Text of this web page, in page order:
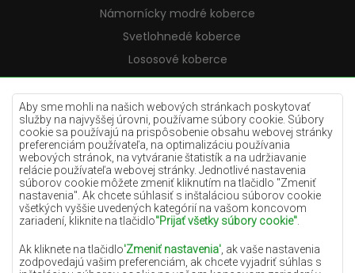
Aby sme mohli na našich webových stránkach poskytovať
služby na najvyššej úrovni, používame súbory cookie. Súbory
cookie sa používajú na prispôsobenie obsahu webovej stránky
preferenciám používateľa, na optimalizáciu používania
webových stránok, na vytváranie štatistík a na udržiavanie
relácie používateľa webovej stránky. Jednotlivé nastavenia
súborov cookie môžete zmeniť kliknutím na tlačidlo "Zmeniť
nastavenia". Ak chcete súhlasiť s inštaláciou súborov cookie
všetkých vyššie uvedených kategórií na vašom koncovom
zariadení, kliknite na tlačidlo"Prijať všetky súbory cookie"
Ak kliknete na tlačidlo'Zmeniť nastavenia' , ak vaše nastavenia
zodpovedajú vašim preferenciám, ak chcete vyjadriť súhlas s
Námornícky modré koberce
Svetlohnedé koberce
Lososové koberce
Krémové koberce
Lilac koberce
Žlté koberce
Mätové koberce
Modré koberce
Oranžové koberce
Ružové koberce
Šedé koberce
Terakotové koberce